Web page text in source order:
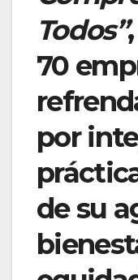
Todos”
70
por
de su